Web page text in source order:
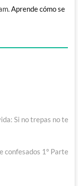
Aprende cómo se
Si no trepas no te
confesados 1º Parte